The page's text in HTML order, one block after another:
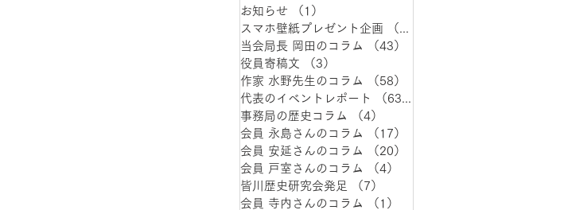
お知らせ
（1）
スマホ壁紙プレゼント企画
（1）
当会局長 岡田のコラム
（43）
役員寄稿文
（3）
作家 水野先生のコラム
（58）
代表のイベントレポート
（63）
事務局の歴史コラム
（4）
会員 永島さんのコラム
（17）
会員 安延さんのコラム
（20）
会員 戸室さんのコラム
（4）
皆川歴史研究会発足
（7）
会員 寺内さんのコラム
（1）